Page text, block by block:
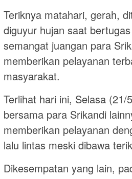
Teriknya matahari, gerah,
diguyur hujan saat
semangat juangan para
memberikan pelayanan
masyarakat.
Terlihat hari ini, Selasa
bersama para Srikandi
memberikan pelayanan
lalu lintas meski dibawa
Dikesempatan yang lain,